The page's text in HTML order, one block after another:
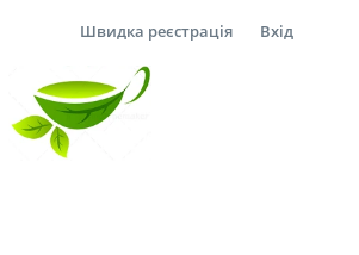
Швидка реєстрація Вхід